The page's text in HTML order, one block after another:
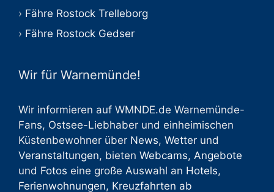
Fähre Rostock Trelleborg
Fähre Rostock Gedser
Wir für Warnemünde!
Wir informieren auf WMNDE.de Warnemünde-
Fans, Ostsee-Liebhaber und einheimischen
Küstenbewohner über News, Wetter und
Veranstaltungen, bieten Webcams, Angebote
und Fotos eine große Auswahl an Hotels,
Ferienwohnungen, Kreuzfahrten ab